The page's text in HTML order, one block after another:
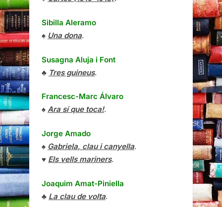
Sibilla Aleramo
♠ Una dona.
Susagna Aluja i Font
♣ Tres guineus.
Francesc-Marc Álvaro
♠ Ara sí que toca!.
Jorge Amado
♠ Gabriela, clau i canyella.
♥ Els vells mariners.
Joaquim Amat-Piniella
♣ La clau de volta.